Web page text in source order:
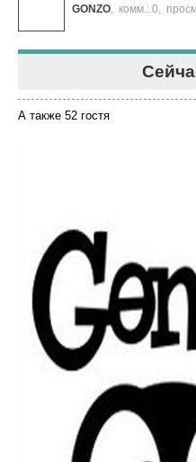
GONZO комм.: 0
А также 52 гостя